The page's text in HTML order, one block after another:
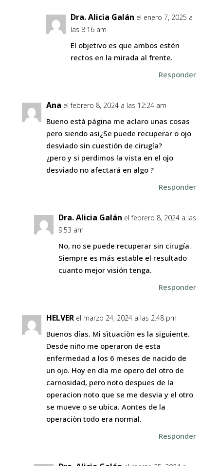
Dra. Alicia Galán el enero 7, 2025 a
las 8:16 am
El objetivo es que ambos estén
rectos en la mirada al frente.
Responder
Ana el febrero 8, 2024 a las 12:24 am
Bueno está página me aclaro unas cosas
pero siendo asi¿Se puede recuperar o ojo
desviado sin cuestión de cirugía?
¿pero y si perdimos la vista en el ojo
desviado no afectará en algo ?
Responder
Dra. Alicia Galán el febrero 8, 2024 a las
9:53 am
No, no se puede recuperar sin cirugía.
Siempre es más estable el resultado
cuanto mejor visión tenga.
Responder
HELVER el marzo 24, 2024 a las 2:48 pm
Buenos días. Mi sìtuaciòn es la siguiente.
Desde niño me operaron de esta
enfermedad a los 6 meses de nacido de
un ojo. Hoy en dìa me opero del otro de
carnosidad, pero noto despues de la
operacion noto que se me desvia y el otro
se mueve o se ubica. Aontes de la
operaciòn todo era normal.
Responder